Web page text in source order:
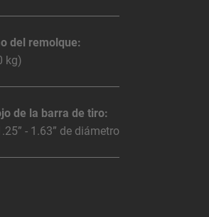
del remolque:
kg)
de la barra de tiro:
- 1.63” de diámetro